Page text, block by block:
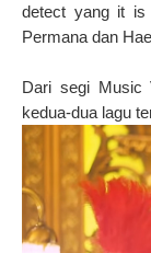
detect yang it is
Permana dan
Dari segi Music
kedua-dua lagu